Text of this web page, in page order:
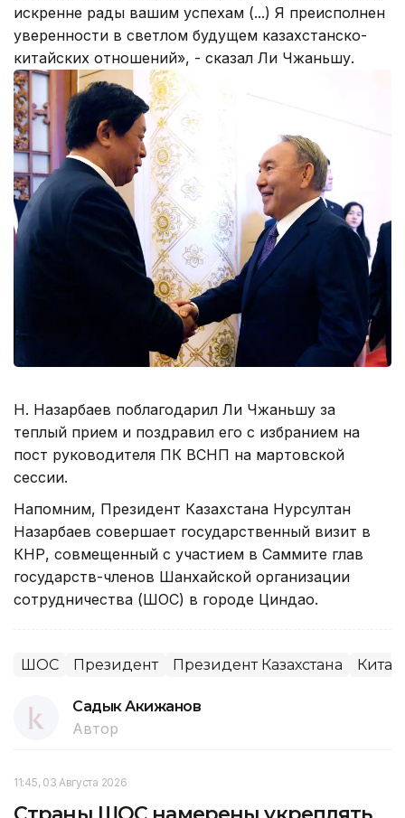
искренне рады вашим успехам (...) Я преисполнен
уверенности в светлом будущем казахстанско-
китайских отношений», - сказал Ли Чжаньшу.
Н. Назарбаев поблагодарил Ли Чжаньшу за
теплый прием и поздравил его с избранием на
пост руководителя ПК ВСНП на мартовской
сессии.
Напомним, Президент Казахстана Нурсултан
Назарбаев совершает государственный визит в
КНР, совмещенный с участием в Саммите глав
государств-членов Шанхайской организации
сотрудничества (ШОС) в городе Циндао.
ШОС Президент Президент Казахстана Китай
Садык Акижанов
Автор
11:45, 03 Августа 2026